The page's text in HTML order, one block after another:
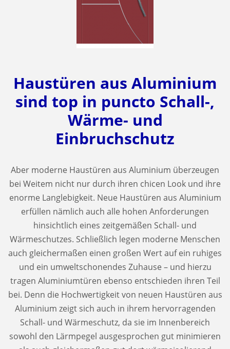
Haustüren aus Aluminium
sind top in puncto Schall-,
Wärme- und
Einbruchschutz
Aber moderne Haustüren aus Aluminium überzeugen
bei Weitem nicht nur durch ihren chicen Look und ihre
enorme Langlebigkeit. Neue Haustüren aus Aluminium
erfüllen nämlich auch alle hohen Anforderungen
hinsichtlich eines zeitgemäßen Schall- und
Wärmeschutzes. Schließlich legen moderne Menschen
auch gleichermaßen einen großen Wert auf ein ruhiges
und ein umweltschonendes Zuhause – und hierzu
tragen Aluminiumtüren ebenso entschieden ihren Teil
bei. Denn die Hochwertigkeit von neuen Haustüren aus
Aluminium zeigt sich auch in ihrem hervorragenden
Schall- und Wärmeschutz, da sie im Innenbereich
sowohl den Lärmpegel ausgesprochen gut minimieren